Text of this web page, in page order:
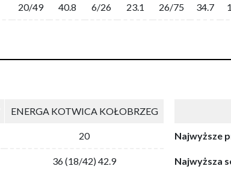
20/49 40.8 6/26 23.1 26/75 34.7
ENERGA KOTWICA KOŁOBRZEG
20
36 (18/42) 42.9
Najwyższe
Najwyższa